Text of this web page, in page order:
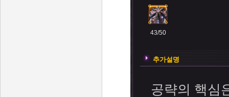
43/50
추가설명
공략의 핵심